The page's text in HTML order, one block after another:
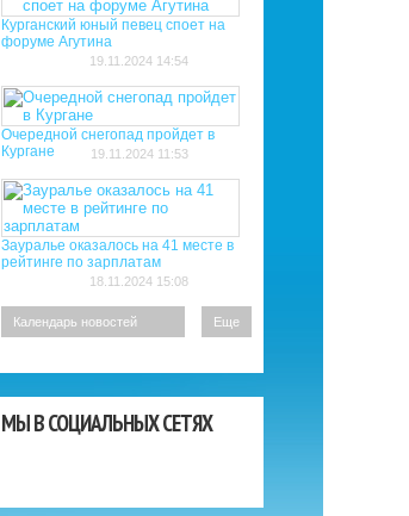
Курганский юный певец споет на
форуме Агутина
19.11.2024 14:54
Очередной снегопад пройдет в
Кургане
19.11.2024 11:53
Зауралье оказалось на 41 месте в
рейтинге по зарплатам
18.11.2024 15:08
Еще
МЫ В СОЦИАЛЬНЫХ СЕТЯХ